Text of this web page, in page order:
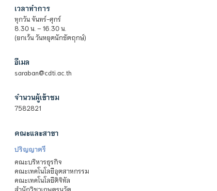
เวลาทำการ
ทุกวัน จันทร์-ศุกร์
8.30 น. – 16.30 น.
(ยกเว้น วันหยุดนักขัตฤกษ์)
อีเมล
saraban@cdti.ac.th
จำนวนผู้เข้าชม
7582821
คณะและสาขา
ปริญญาตรี
คณะบริหารธุรกิจ
คณะเทคโนโลยีอุตสาหกรรม
คณะเทคโนโลยีดิจิทัล
สำนักวิชาเกษตรนวัต